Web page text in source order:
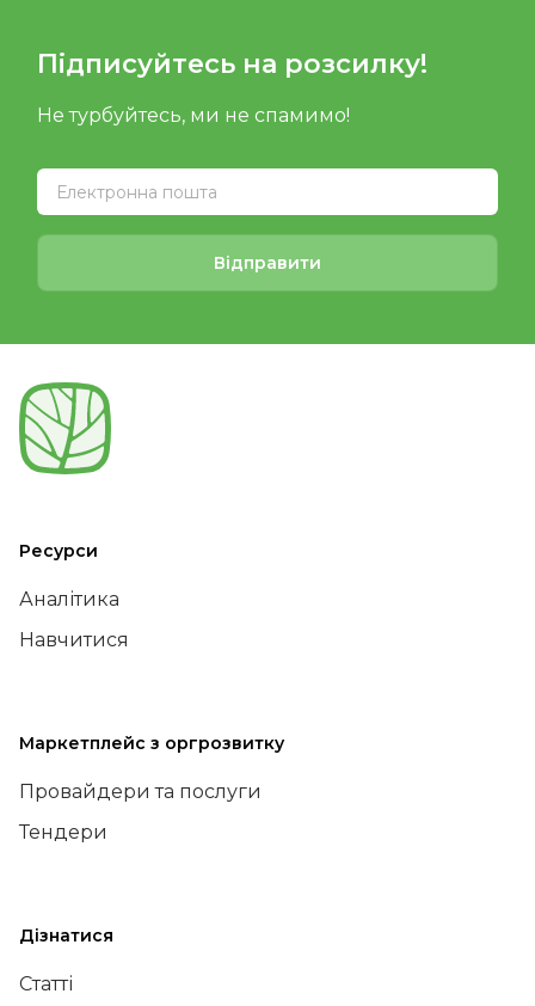
Підписуйтесь на розсилку!
Не турбуйтесь, ми не спамимо!
Відправити
Ресурси
Аналітика
Навчитися
Маркетплейс з оргрозвитку
Провайдери та послуги
Тендери
Дізнатися
Статті